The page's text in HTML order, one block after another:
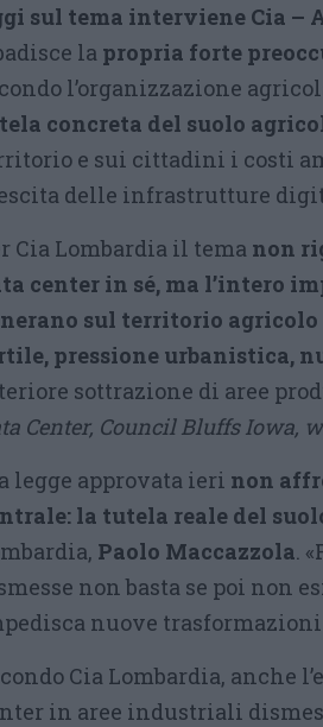
sul tema interviene Cia
la propria forte
l’organizzazione
concreta del suolo
e sui cittadini i costi
delle infrastrutture
Cia Lombardia il tema non
center in sé, ma l’intero
sul territorio agricolo
pressione urbanistica,
sottrazione di aree
Center, Council Bluffs Iowa,
legge approvata ieri non
la tutela reale del
Paolo Maccazzola.
non basta se poi non
nuove
Cia Lombardia, anche
in aree industriali